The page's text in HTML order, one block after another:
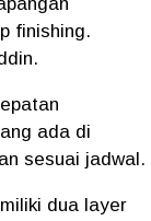
finishing.
ada di
sesuai jadwal.
dua layer